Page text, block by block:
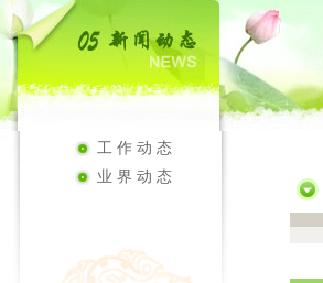
工作动态
业界动态